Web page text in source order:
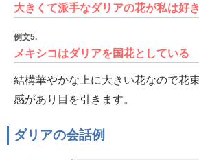
大きくて派手なダリアの花が私は好
例文5.
メキシコはダリアを国花としている
結構華やかな上に大きい花なので花
感があり目を引きます。
ダリアの会話例